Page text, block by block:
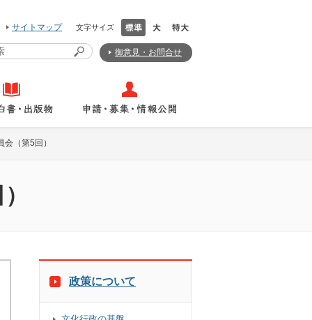
サイトマップ 文字サイズ
御意見・お問合せ
（第5回）
政策について